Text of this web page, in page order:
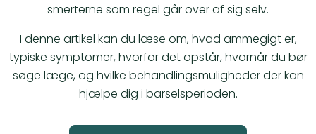
smerterne som regel går over af sig selv.
I denne artikel kan du læse om, hvad ammegigt er,
typiske symptomer, hvorfor det opstår, hvornår du bør
søge læge, og hvilke behandlingsmuligheder der kan
hjælpe dig i barselsperioden.